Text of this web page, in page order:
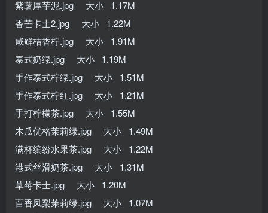
紫薯厚芋泥.jpg 大小 1.17M
香芒卡士2.jpg 大小 1.22M
咸鲜桔香柠.jpg 大小 1.91M
泰式奶绿.jpg 大小 1.19M
手作泰式柠绿.jpg 大小 1.51M
手作泰式柠红.jpg 大小 1.21M
手打柠檬茶.jpg 大小 1.55M
木瓜优格茉莉绿.jpg 大小 1.49M
满杯缤纷水果茶.jpg 大小 1.22M
港式丝滑奶茶.jpg 大小 1.31M
草莓卡士.jpg 大小 1.20M
百香凤梨茉莉绿.jpg 大小 1.07M